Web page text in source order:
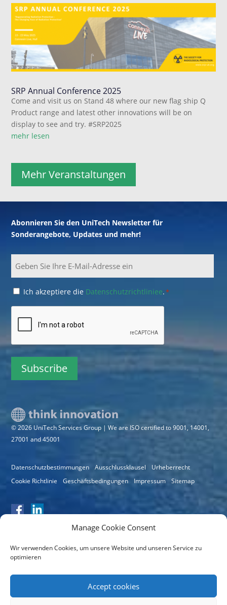
Manage Cookie Consent
Wir verwenden Cookies, um unsere Website und unseren Service zu
optimieren
Accept cookies
SRP Annual Conference 2025
Come and visit us on Stand 48 where our new flag ship Q
Product range and latest other innovations will be on
display to see and try. #SRP2025
mehr lesen
Mehr Veranstaltungen
Abonnieren Sie den UniTech Newsletter für
Sonderangebote, Updates und mehr!
Consent
Ich akzeptiere die Datenschutzrichtliniee.*
CAPTCHA
© 2026 UniTech Services Group | We are ISO certified to 9001, 14001,
27001 and 45001
Datenschutzbestimmungen Ausschlussklausel
Urheberrecht
Cookie Richtlinie
Geschäftsbedingungen Impressum Sitemap